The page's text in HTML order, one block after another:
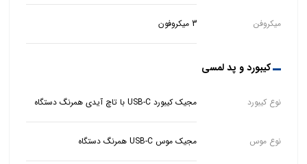
میکروفن 3 میکروفون
کیبورد و پد لمسی
نوع کیبورد مجیک کیبورد USB-C با تاچ آیدی همرنگ دستگاه
نوع موس مجیک موس USB-C همرنگ دستگاه